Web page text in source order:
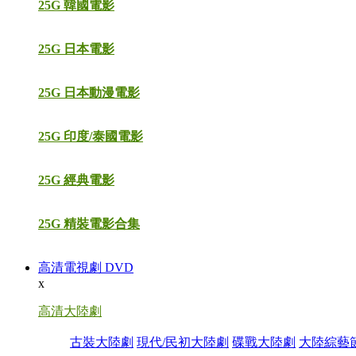
25G 韓國電影
25G 日本電影
25G 日本動漫電影
25G 印度/泰國電影
25G 經典電影
25G 精裝電影合集
高清電視劇 DVD
x
高清大陸劇
古裝大陸劇 現代/民初大陸劇 碟戰大陸劇 大陸綜藝